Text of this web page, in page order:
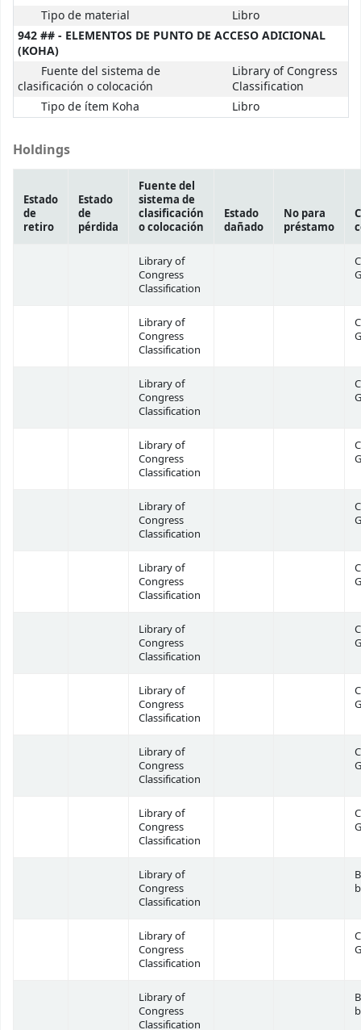
Tipo de material
Libro
942 ## - ELEMENTOS DE PUNTO DE ACCESO ADICIONAL
(KOHA)
Fuente del sistema de
clasificación o colocación
Library of Congress
Classification
Tipo de ítem Koha
Libro
Holdings
Estado
de
retiro
Estado
de
pérdida
Fuente del
sistema de
clasificación
o colocación
Estado
dañado
No para
préstamo
Library of
Congress
Classification
Library of
Congress
Classification
Library of
Congress
Classification
Library of
Congress
Classification
Library of
Congress
Classification
Library of
Congress
Classification
Library of
Congress
Classification
Library of
Congress
Classification
Library of
Congress
Classification
Library of
Congress
Classification
Library of
Congress
Classification
Library of
Congress
Classification
Library of
Congress
Classification